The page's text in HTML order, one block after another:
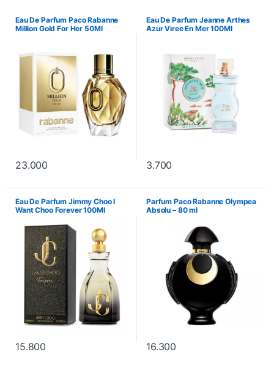
Eau De Parfum Paco Rabanne
Million Gold For Her 50Ml
23.000
Eau De Parfum Jeanne Arthes
Azur Viree En Mer 100Ml
3.700
Eau De Parfum Jimmy Choo I
Want Choo Forever 100Ml
15.800
Parfum Paco Rabanne Olympea
Absolu – 80 ml
16.300